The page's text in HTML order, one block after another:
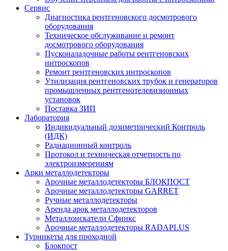
Сервис
Диагностика рентгеновского досмотрового
оборудования
Техническое обслуживание и ремонт
досмотрового оборудования
Пусконаладочные работы рентгеновских
интроскопов
Ремонт рентгеновских интроскопов
Утилизация рентгеновских трубок и генераторов
промышленных рентгенотелевизионных
установок
Поставка ЗИП
Лаборатория
Индивидуальный дозиметрический Контроль
(ИДК)
Радиационный контроль
Протокол и техническая отчетность по
электроизмерениям
Арки металлодетекторы
Арочные металлодетекторы БЛОКПОСТ
Арочные металлодетекторы GARRET
Ручные металлодетекторы
Аренда арок металлодетекторов
Металлоискатели Сфинкс
Арочные металлодетекторы RADAPLUS
Турникеты для проходной
Блокпост